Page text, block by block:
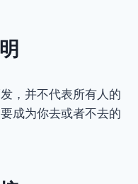
，并不代表所有人的
成为你去或者不去的